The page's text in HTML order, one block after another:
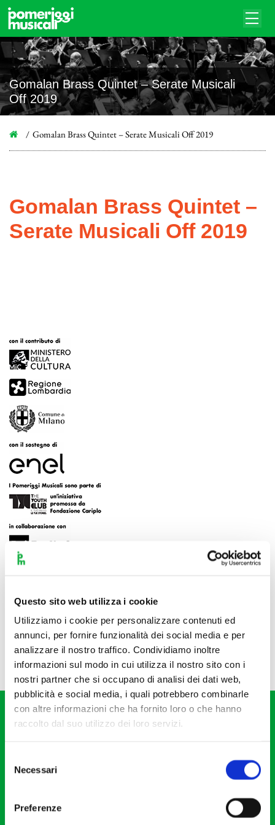
Questo sito web utilizza i cookie
Utilizziamo i cookie per personalizzare contenuti ed
annunci, per fornire funzionalità dei social media e per
analizzare il nostro traffico. Condividiamo inoltre
informazioni sul modo in cui utilizza il nostro sito con i
nostri partner che si occupano di analisi dei dati web,
pubblicità e social media, i quali potrebbero combinarle
con altre informazioni che ha fornito loro o che hanno
raccolto dal suo utilizzo dei loro servizi.
delNecessari
Preferenze
Gomalan Brass Quintet – Serate Musicali
Off 2019
Gomalan Brass Quintet – Serate Musicali Off 2019
Gomalan Brass Quintet –
Serate Musicali Off 2019
20121 Milano